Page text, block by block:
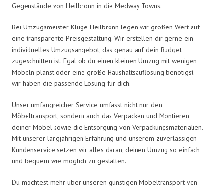
Gegenstände von Heilbronn in die Medway Towns.
Bei Umzugsmeister Kluge Heilbronn legen wir großen Wert auf
eine transparente Preisgestaltung. Wir erstellen dir gerne ein
individuelles Umzugsangebot, das genau auf dein Budget
zugeschnitten ist. Egal ob du einen kleinen Umzug mit wenigen
Möbeln planst oder eine große Haushaltsauflösung benötigst –
wir haben die passende Lösung für dich.
Unser umfangreicher Service umfasst nicht nur den
Möbeltransport, sondern auch das Verpacken und Montieren
deiner Möbel sowie die Entsorgung von Verpackungsmaterialien.
Mit unserer langjährigen Erfahrung und unserem zuverlässigen
Kundenservice setzen wir alles daran, deinen Umzug so einfach
und bequem wie möglich zu gestalten.
Du möchtest mehr über unseren günstigen Möbeltransport von